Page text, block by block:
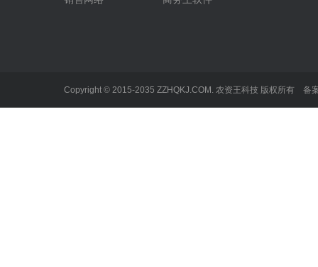
Copyright © 2015-2035 ZZHQKJ.COM. 农资王科技 版权所有 备